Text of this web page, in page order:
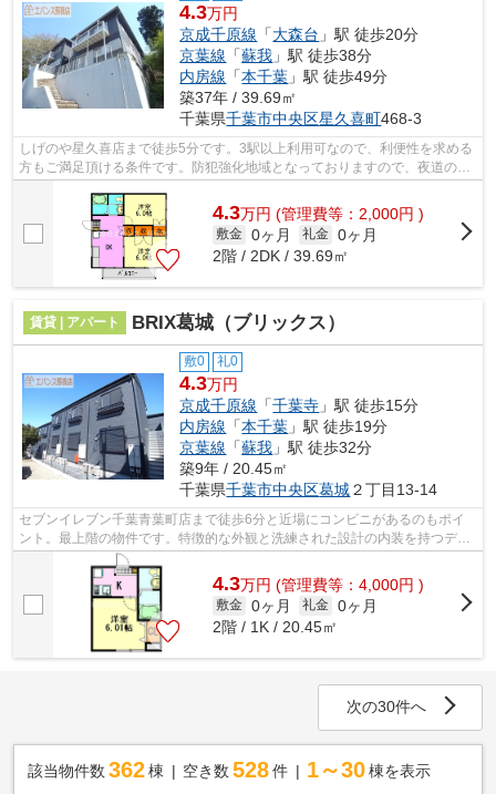
4.3万円
京成千原線 「大森台 」駅 徒歩20分
京葉線 「蘇我 」駅 徒歩38分
内房線 「本千葉 」駅 徒歩49分
築37年 / 39.69㎡
千葉県千葉市中央区星久喜町468-3
しげのや星久喜店まで徒歩5分です。3駅以上利用可なので、利便性を求める
方もご満足頂ける条件です。防犯強化地域となっておりますので、夜道の一
4.3万円 (管理費等：2,000円 )
敷金 0ヶ月 礼金 0ヶ月
2階 / 2DK / 39.69㎡
賃貸 | アパート BRIX葛城（ブリックス）
敷0 礼0
4.3万円
京成千原線 「千葉寺 」駅 徒歩15分
内房線 「本千葉 」駅 徒歩19分
京葉線 「蘇我 」駅 徒歩32分
築9年 / 20.45㎡
千葉県千葉市中央区葛城２丁目13-14
セブンイレブン千葉青葉町店まで徒歩6分と近場にコンビニがあるのもポイ
ント。最上階の物件です。特徴的な外観と洗練された設計の内装を持つデザ
イナーズ。こだわりポイント満載のBRIX...
4.3万円 (管理費等：4,000円 )
敷金 0ヶ月 礼金 0ヶ月
2階 / 1K / 20.45㎡
次の30件へ
該当物件数 362棟 空き数 528 件 1～30 棟を表示